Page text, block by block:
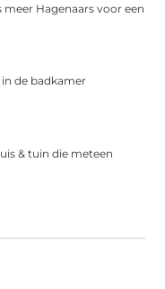
meer Hagenaars voor een
de badkamer
& tuin die meteen